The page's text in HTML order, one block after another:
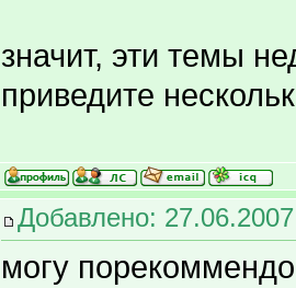
значит, эти темы
приведите
Добавлено:
могу